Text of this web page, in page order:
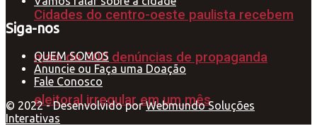
Cidades do centro-oeste paulista recebem
mais de 300 denúncias de propaganda
eleitoral irregular em um mês
Siga-nos
QUEM SOMOS
Anuncie ou Faça uma Doação
Fale Conosco
© 2022 - Desenvolvido porWebmundo Soluções
Interativas